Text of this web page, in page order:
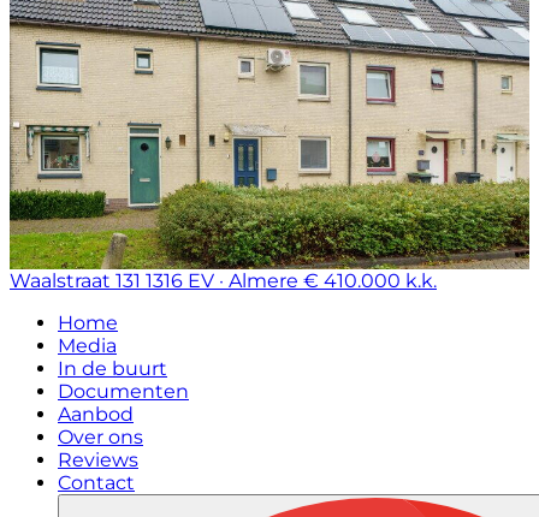
Waalstraat 131 1316 EV · Almere € 410.000 k.k.
Home
Media
In de buurt
Documenten
Aanbod
Over ons
Reviews
Contact